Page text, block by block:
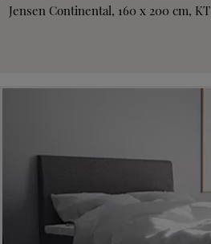
Jensen Continental, 160 x 200 cm,